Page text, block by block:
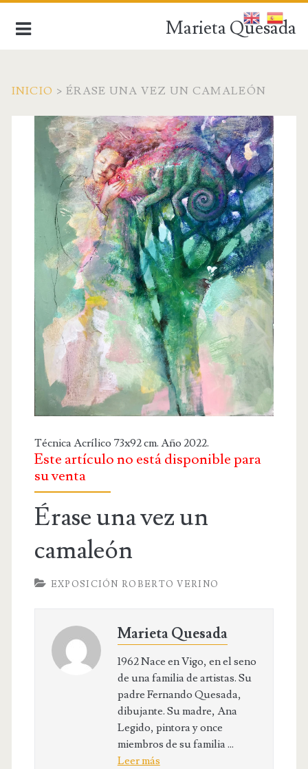
Marieta Quesada
INICIO
BIOGRAFÍA
OBRA ACTUAL
OBRA ANTIGUA
OBRA RELIGIOSA
DIBUJOS
DIBUJO INFANTIL
DISEÑOS
CONTACTO
INICIO > ÉRASE UNA VEZ UN CAMALEÓN
Técnica Acrílico 73x92 cm. Año 2022.
Este artículo no está disponible para
su venta
Érase una vez un
camaleón
EXPOSICIÓN ROBERTO VERINO
Marieta Quesada
1962 Nace en Vigo, en el seno
de una familia de artistas. Su
padre Fernando Quesada,
dibujante. Su madre, Ana
Legido, pintora y once
miembros de su familia ...
Leer más